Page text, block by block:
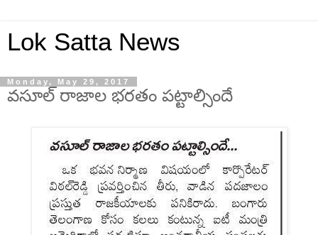
Lok Satta News
Monday, May 29, 2017
వసూల్ రాజాల భరతం పట్టాల్సిందే